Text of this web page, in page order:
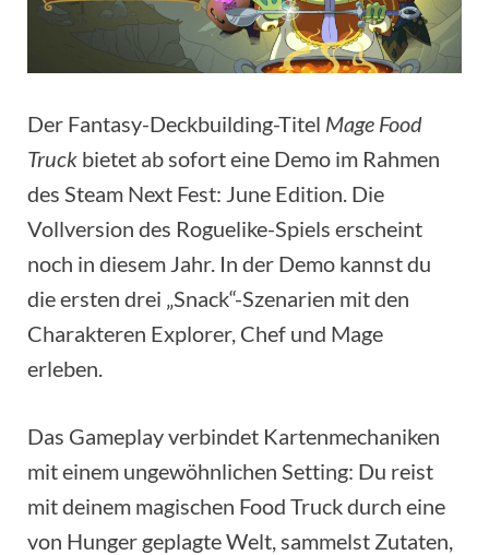
Der Fantasy-Deckbuilding-Titel Mage Food
Truck bietet ab sofort eine Demo im Rahmen
des Steam Next Fest: June Edition. Die
Vollversion des Roguelike-Spiels erscheint
noch in diesem Jahr. In der Demo kannst du
die ersten drei „Snack“-Szenarien mit den
Charakteren Explorer, Chef und Mage
erleben.
Das Gameplay verbindet Kartenmechaniken
mit einem ungewöhnlichen Setting: Du reist
mit deinem magischen Food Truck durch eine
von Hunger geplagte Welt, sammelst Zutaten,